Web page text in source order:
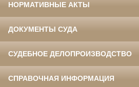
НОРМАТИВНЫЕ АКТЫ
ДОКУМЕНТЫ СУДА
СУДЕБНОЕ ДЕЛОПРОИЗВОДСТВО
СПРАВОЧНАЯ ИНФОРМАЦИЯ